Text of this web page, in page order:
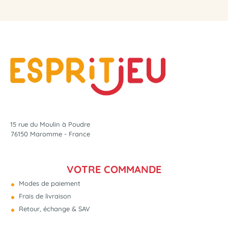
15 rue du Moulin à Poudre
76150 Maromme - France
VOTRE COMMANDE
Modes de paiement
Frais de livraison
Retour, échange & SAV